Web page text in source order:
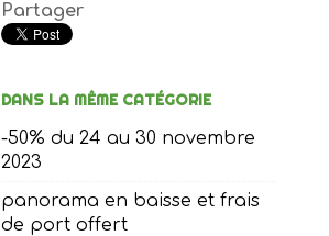
Partager
DANS LA MÊME CATÉGORIE
-50% du 24 au 30 novembre
2023
panorama en baisse et frais
de port offert